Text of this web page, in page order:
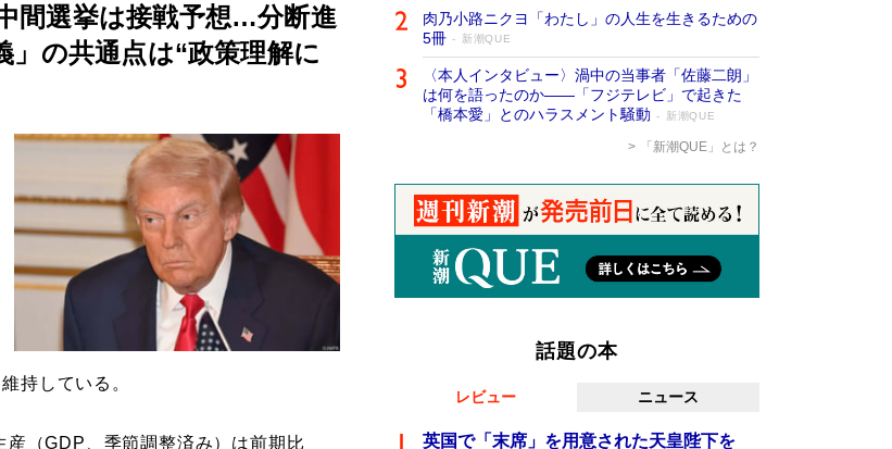
間選挙は接戦予想…分断進
」の共通点は“政策理解に
持している。
（GDP、季節調整済み）は前期比
肉乃小路ニクヨ「わたし」の人生を生きるための
5冊
新潮QUE
〈本人インタビュー〉渦中の当事者「佐藤二朗」
は何を語ったのか――「フジテレビ」で起きた
「橋本愛」とのハラスメント騒動
新潮QUE
「新潮QUE」とは？
話題の本
レビュー ニュース
英国で「末席」を用意された天皇陛下を